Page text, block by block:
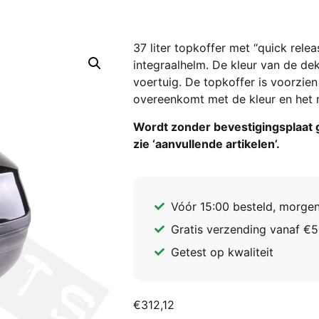
37 liter topkoffer met “quick
integraalhelm. De kleur van de
voertuig. De topkoffer is
overeenkomt met de kleur en het
Wordt zonder bevestigingsplaat
zie ‘aanvullende artikelen’.
Vóór 15:00 besteld,
Gratis verzending vanaf
Getest op kwaliteit
€312,12